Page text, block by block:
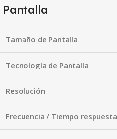
Pantalla
Tamaño de Pantalla
Tecnología de Pantalla
Resolución
Frecuencia / Tiempo respuesta